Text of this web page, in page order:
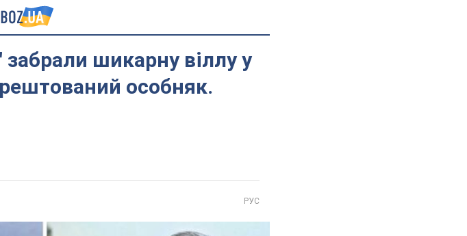
забрали шикарну віллу у
особняк.
РУС